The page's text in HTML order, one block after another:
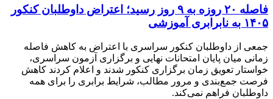
فاصله ۲۰ روزه به ۹ روز رسید؛ اعتراض داوطلبان کنکور
۱۴۰۵ به نابرابری آموزشی
جمعی از داوطلبان کنکور سراسری با اعتراض به کاهش فاصله
زمانی میان پایان امتحانات نهایی و برگزاری آزمون سراسری،
خواستار تعویق زمان برگزاری کنکور شدند و اعلام کردند کاهش
فرصت جمع‌بندی و مرور مطالب، شرایط برابری را برای همه
داوطلبان فراهم نمی‌کند.